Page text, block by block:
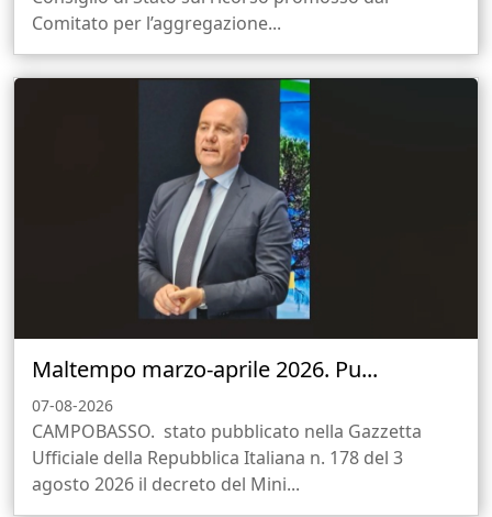
Comitato per l’aggregazione...
Maltempo marzo-aprile 2026. Pu...
07-08-2026
CAMPOBASSO. stato pubblicato nella Gazzetta
Ufficiale della Repubblica Italiana n. 178 del 3
agosto 2026 il decreto del Mini...